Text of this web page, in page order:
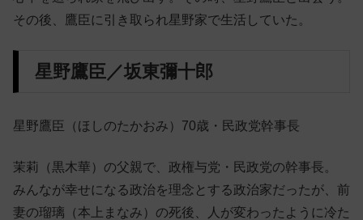
その後、鷹臣に引き取られ星野家で生活していた。
星野鷹臣／坂東彌十郎
星野鷹臣（ほしのたかおみ）70歳・民政党幹事長
茉莉（黒木華）の父親で、政権与党・民政党の幹事長。
みんなが幸せになる政治を理念とする政治家だったが、前
妻の瑠璃（本上まなみ）の死後、人が変わったように冷た